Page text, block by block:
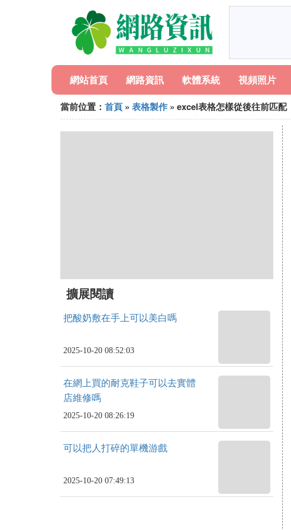
網站首頁 網路資訊 軟體系統 視頻照片
當前位置： 首頁 » 表格製作 » excel表格怎樣從後往前匹配
擴展閱讀
把酸奶敷在手上可以美白嗎
2025-10-20 08:52:03
在網上買的耐克鞋子可以去實體
店維修嗎
2025-10-20 08:26:19
可以把人打碎的單機游戲
2025-10-20 07:49:13